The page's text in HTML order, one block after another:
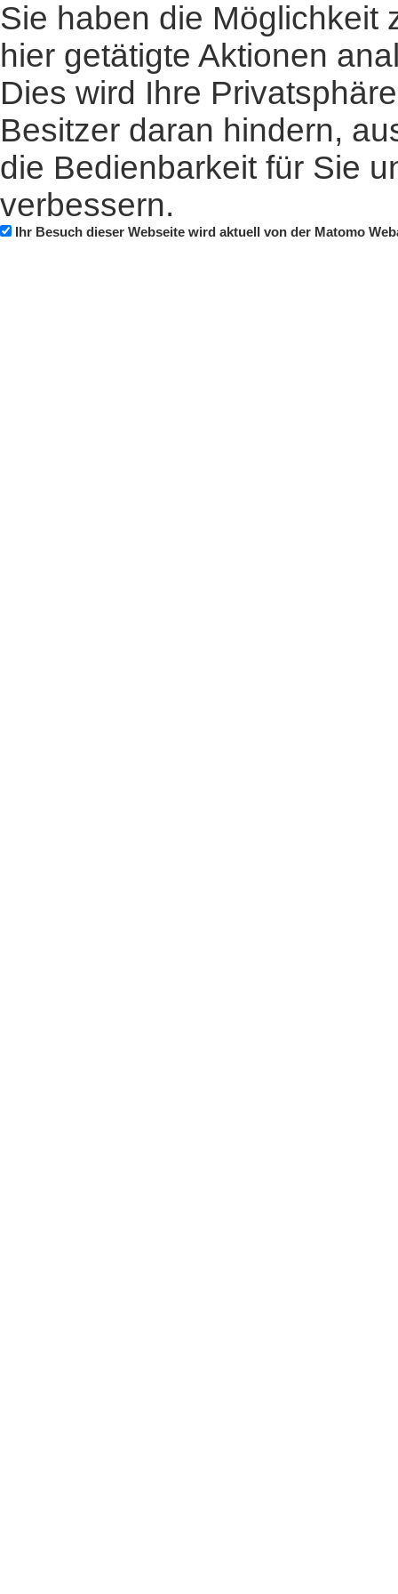
Sie haben die Möglichkeit
hier getätigte Aktionen
Dies wird Ihre
Besitzer daran hindern,
die Bedienbarkeit für Sie
verbessern.
Ihr Besuch dieser Webseite wird aktuell von der Matomo